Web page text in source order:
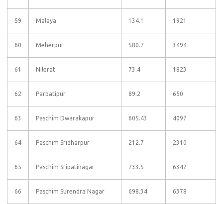
59 Malaya 134.1 1921
60 Meherpur 580.7 3494
61 Nilerat 73.4 1823
62 Parbatipur 89.2 650
63 Paschim Dwarakapur 605.43 4097
64 Paschim Sridharpur 212.7 2310
65 Paschim Sripatinagar 733.5 6342
66 Paschim Surendra Nagar 698.34 6378